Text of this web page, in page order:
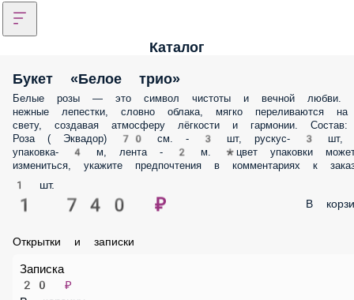
Каталог
Букет «Белое трио»
Белые розы — это символ чистоты и вечной любви. Их нежные
лепестки, словно облака, мягко переливаются на свету, создавая
атмосферу лёгкости и гармонии. Состав: Роза ( Эквадор) 70 см. - 3 шт,
рускус- 3 шт, упаковка- 4 м, лента - 2 м. *цвет упаковки может
измениться, укажите предпочтения в комментариях к заказу.
1 шт.
1 740 ₽
20 ₽
В корзину